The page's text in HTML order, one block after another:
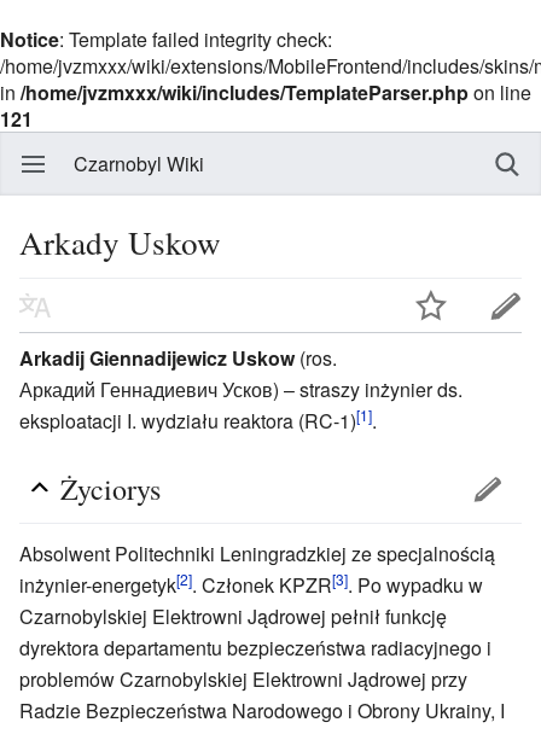
Notice: Template failed integrity check:
/home/jvzmxxx/wiki/extensions/MobileFrontend/includes/
in /home/jvzmxxx/wiki/includes/TemplateParser.phpon line
121
Czarnobyl Wiki
Arkady Uskow
Arkadij Giennadijewicz Uskow(ros.
Аркадий Геннадиевич Усков) – straszy inżynier ds.
eksploatacji I. wydziału reaktora (RC-1)[1].
Życiorys
Absolwent Politechniki Leningradzkiej ze specjalnością
inżynier-energetyk[2]. Członek KPZR[3]. Po wypadku w
Czarnobylskiej Elektrowni Jądrowej pełnił funkcję
dyrektora departamentu bezpieczeństwa radiacyjnego i
problemów Czarnobylskiej Elektrowni Jądrowej przy
Radzie Bezpieczeństwa Narodowego i Obrony Ukrainy, I